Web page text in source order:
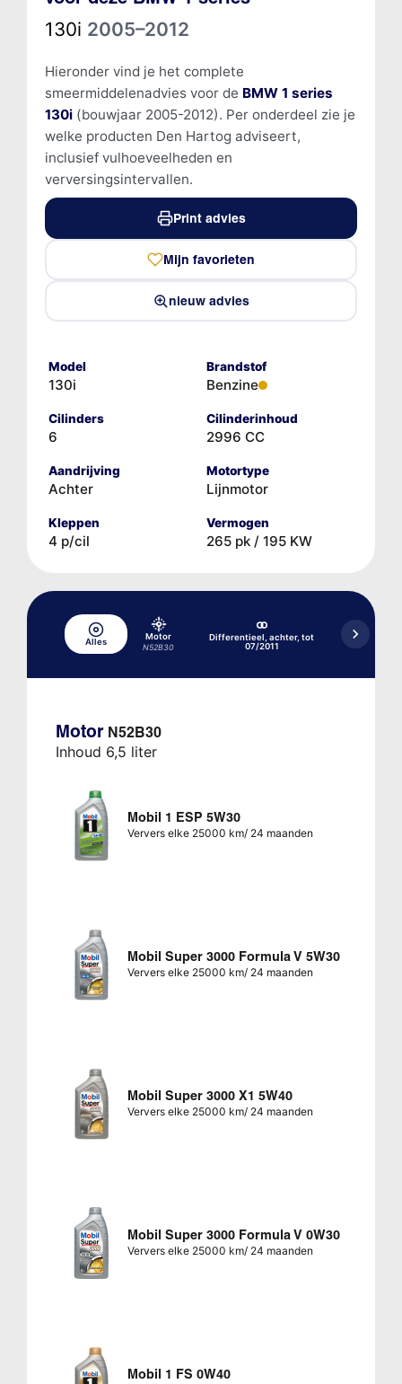
130i 2005–2012
Hieronder vind je het complete
smeermiddelenadvies voor de BMW 1 series
130i(bouwjaar 2005-2012). Per onderdeel zie je
welke producten Den Hartog adviseert,
inclusief vulhoeveelheden en
verversingsintervallen.
Print advies
Mijn favorieten
nieuw advies
Model
130i
Brandstof
Benzine
Cilinders
6
Cilinderinhoud
2996 CC
Aandrijving
Achter
Motortype
Lijnmotor
Kleppen
4 p/cil
Vermogen
265 pk / 195 KW
Alles
Motor
N52B30
Differentieel, achter, tot
07/2011
Motor N52B30
Inhoud 6,5 liter
Mobil 1 ESP 5W30
Ververs elke 25000 km/ 24 maanden
Mobil Super 3000 Formula V 5W30
Ververs elke 25000 km/ 24 maanden
Mobil Super 3000 X1 5W40
Ververs elke 25000 km/ 24 maanden
Mobil Super 3000 Formula V 0W30
Ververs elke 25000 km/ 24 maanden
Mobil 1 FS 0W40